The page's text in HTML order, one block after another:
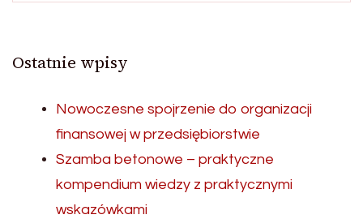
Ostatnie wpisy
Nowoczesne spojrzenie do organizacji
finansowej w przedsiębiorstwie
Szamba betonowe – praktyczne
kompendium wiedzy z praktycznymi
wskazówkami